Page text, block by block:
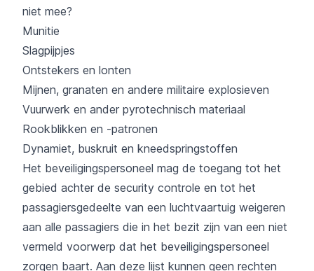
niet mee?
Munitie
Slagpijpjes
Ontstekers en lonten
Mijnen, granaten en andere militaire explosieven
Vuurwerk en ander pyrotechnisch materiaal
Rookblikken en -patronen
Dynamiet, buskruit en kneedspringstoffen
Het beveiligingspersoneel mag de toegang tot het
gebied achter de security controle en tot het
passagiersgedeelte van een luchtvaartuig weigeren
aan alle passagiers die in het bezit zijn van een niet
vermeld voorwerp dat het beveiligingspersoneel
zorgen baart. Aan deze lijst kunnen geen rechten